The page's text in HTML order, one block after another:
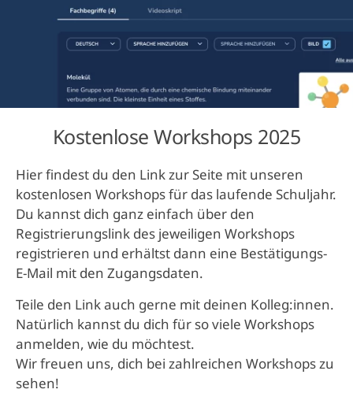
Kostenlose Workshops 2025
Hier findest du den Link zur Seite mit unseren
kostenlosen Workshops für das laufende Schuljahr.
Du kannst dich ganz einfach über den
Registrierungslink des jeweiligen Workshops
registrieren und erhältst dann eine Bestätigungs-
E-Mail mit den Zugangsdaten.
Teile den Link auch gerne mit deinen Kolleg:innen.
Natürlich kannst du dich für so viele Workshops
anmelden, wie du möchtest.
Wir freuen uns, dich bei zahlreichen Workshops zu
sehen!